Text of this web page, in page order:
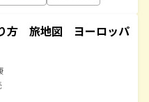
方 旅地図 ヨーロッパ